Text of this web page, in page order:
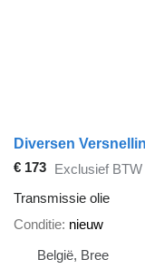
€ 173 Exclusief BTW
Transmissie olie
Conditie nieuw
België, Bree